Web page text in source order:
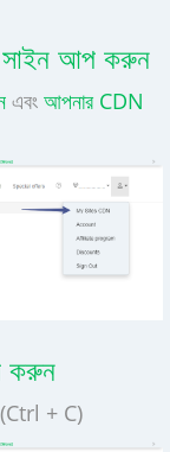
আপ করুন
এবং আপনার CDN
করুন
(Ctrl + C)